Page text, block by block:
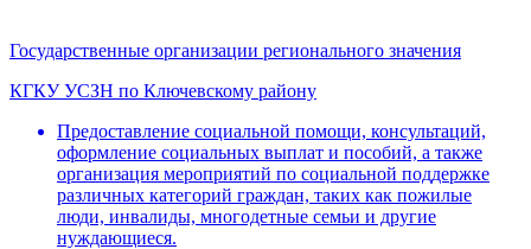
Государственные организации регионального значения
КГКУ УСЗН по Ключевскому району
Предоставление социальной помощи, консультаций,
оформление социальных выплат и пособий, а также
организация мероприятий по социальной поддержке
различных категорий граждан, таких как пожилые
люди, инвалиды, многодетные семьи и другие
нуждающиеся.